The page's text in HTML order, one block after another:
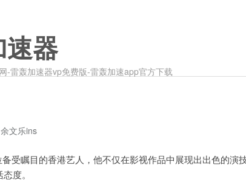
速器
-雷轰加速器vp免费版-雷轰加速app官方下载
余文乐ins
瞩目的香港艺人，他不仅在影视作品中展现出出色的演
度。